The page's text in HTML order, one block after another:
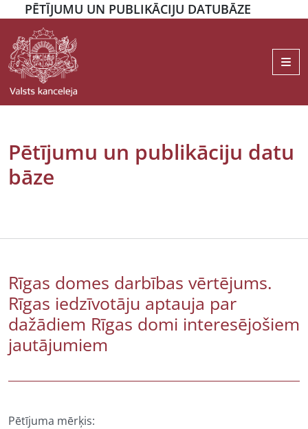
PĒTĪJUMU UN PUBLIKĀCIJU DATUBĀZE
Pētījumu un publikāciju datu
bāze
Rīgas domes darbības vērtējums.
Rīgas iedzīvotāju aptauja par
dažādiem Rīgas domi interesējošiem
jautājumiem
Pētījuma mērķis: